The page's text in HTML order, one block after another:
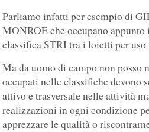
Parliamo infatti per esempio di
MONROE che occupano
classifica STRI tra i loietti per
Ma da uomo di campo non posso
occupati nelle classifiche devono
attivo e trasversale nelle attività
realizzazioni in ogni condizione
apprezzare le qualità o